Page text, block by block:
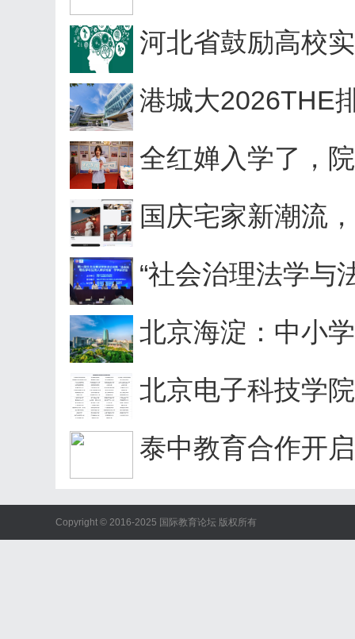
河北省鼓励高校
港城大2026THE
全红婵入学了，
国庆宅家新潮流
“社会治理法学与
北京海淀：中小
北京电子科技学
泰中教育合作开
Copyright © 2016-2025 国际教育论坛 版权所有